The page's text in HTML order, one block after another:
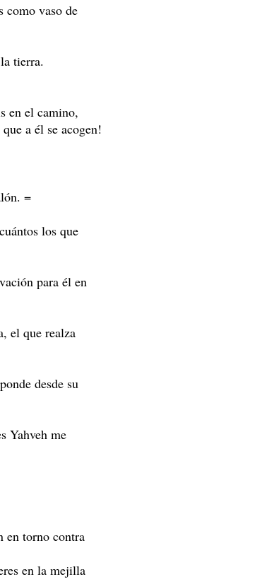
como vaso de
tierra.
en el camino,
a él se acogen!
=
los que
para él en
el que realza
desde su
Yahveh me
en torno contra
en la mejilla